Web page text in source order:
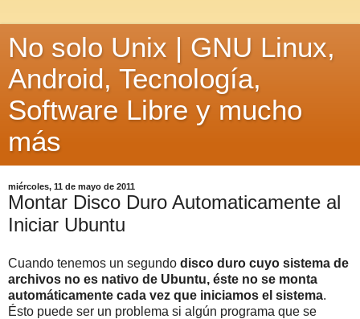
No solo Unix | GNU Linux,
Android, Tecnología,
Software Libre y mucho
más
miércoles, 11 de mayo de 2011
Montar Disco Duro Automaticamente al
Iniciar Ubuntu
Cuando tenemos un segundo disco duro cuyo sistema de
archivos no es nativo de Ubuntu, éste no se monta
automáticamente cada vez que iniciamos el sistema.
Ésto puede ser un problema si algún programa que se